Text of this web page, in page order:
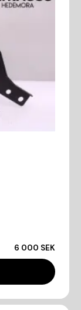
6 000 SEK